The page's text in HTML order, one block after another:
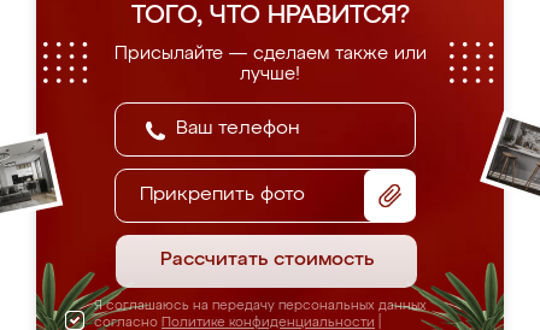
ТОГО, ЧТО НРАВИТСЯ?
Присылайте — сделаем также или
лучше!
Прикрепить фото
Рассчитать стоимость
Я соглашаюсь на передачу персональных данных
согласно Политике конфиденциальности